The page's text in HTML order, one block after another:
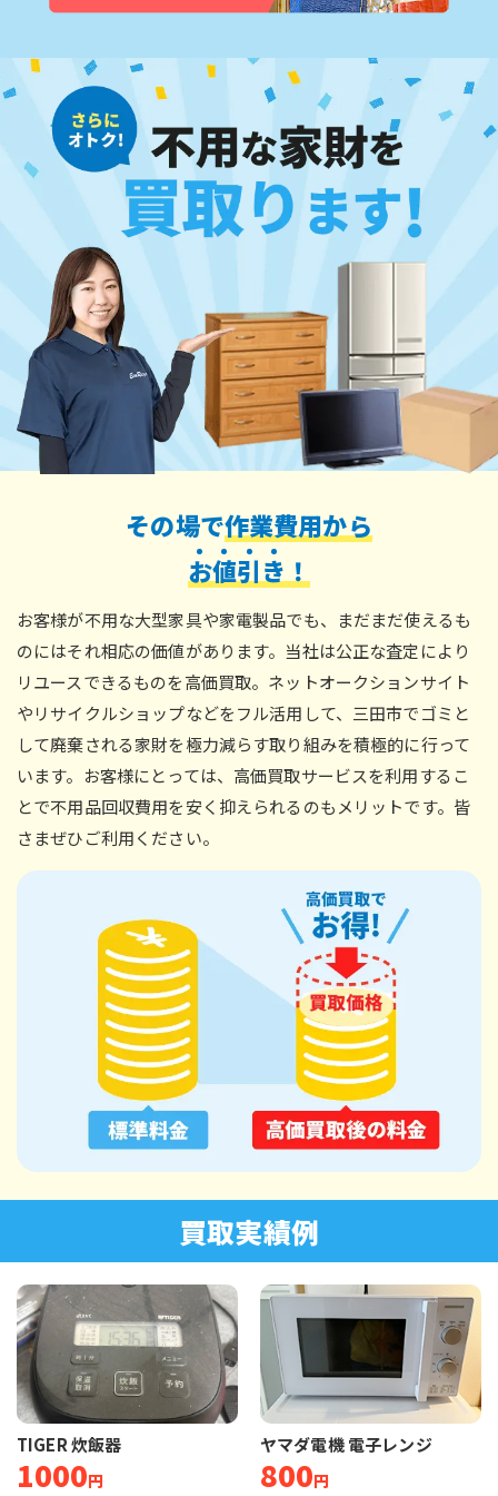
その場で作業費用から
お値引き ！
お客様が不用な大型家具や家電製品でも、まだまだ使えるも
のにはそれ相応の価値があります。当社は公正な査定により
リユースできるものを高価買取。ネットオークションサイト
やリサイクルショップなどをフル活用して、三田市でゴミと
して廃棄される家財を極力減らす取り組みを積極的に行って
います。お客様にとっては、高価買取サービスを利用するこ
とで不用品回収費用を安く抑えられるのもメリットです。皆
さまぜひご利用ください。
買取実績例
TIGER 炊飯器
1000円
ヤマダ電機 電子レンジ
800円